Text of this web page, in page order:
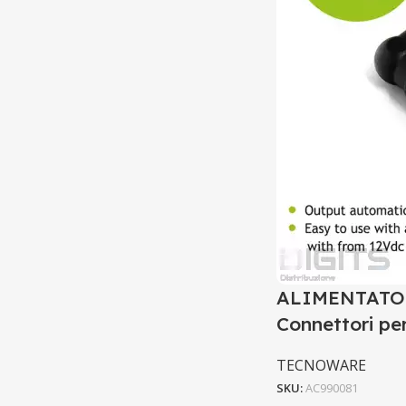
Connettori
TECNOWARE
SKU:AC990081